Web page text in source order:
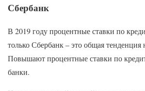
Сбербанк
В 2019 году процентные ставки по
только Сбербанк – это общая тенденция
Повышают процентные ставки по
банки.